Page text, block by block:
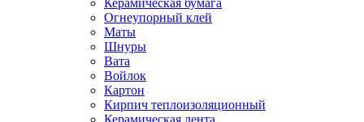
Керамическая бумага
Огнеупорный клей
Маты
Шнуры
Вата
Войлок
Картон
Кирпич теплоизоляционный
Керамическая лента